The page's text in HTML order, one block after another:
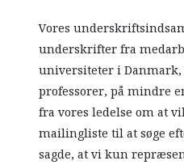
Vores
underskrifter fra
universiteter i
professorer, på mindre
fra vores ledelse om at
mailingliste til at søge
sagde, at vi kun